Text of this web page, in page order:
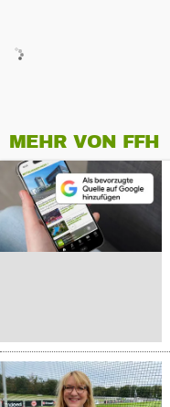
MEHR VON FFH